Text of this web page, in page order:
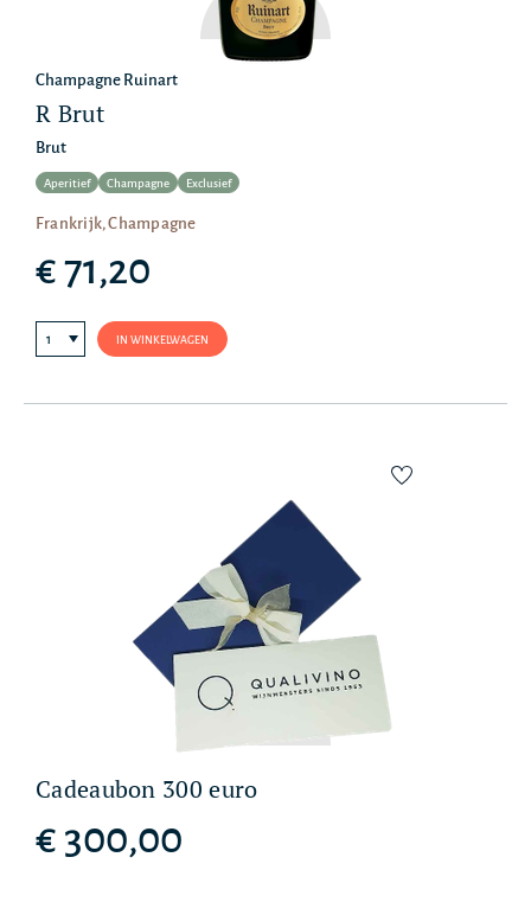
Champagne Ruinart
R Brut
Brut
Aperitief Champagne Exclusief
Frankrijk, Champagne
€ 71,20
IN WINKELWAGEN
Cadeaubon 300 euro
€ 300,00